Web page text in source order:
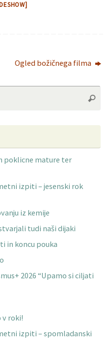
Ogled božičnega filma
poklicne mature ter
izpiti – jesenski rok
iz kemije
tudi naši dijaki
in koncu pouka
2026 “Upamo si ciljati
v roki!
izpiti – spomladanski